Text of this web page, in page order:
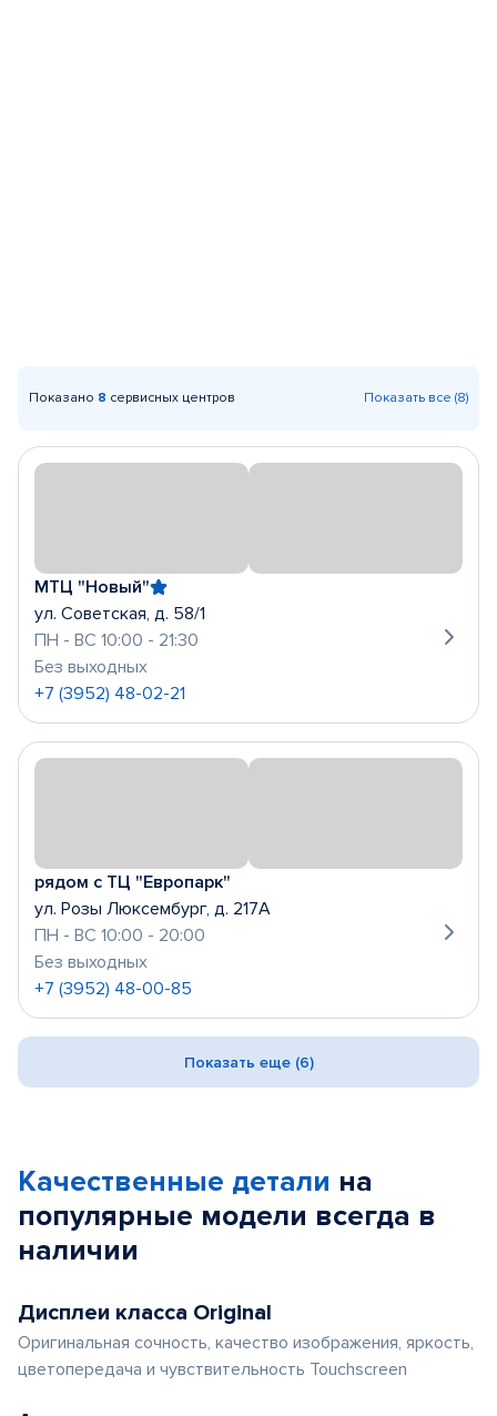
Показано 8 сервисных центров Показать все (8)
МТЦ "Новый"
ул. Советская, д. 58/1
ПН - ВС 10:00 - 21:30
Без выходных
+7 (3952) 48-02-21
рядом с ТЦ "Европарк"
ул. Розы Люксембург, д. 217А
ПН - ВС 10:00 - 20:00
Без выходных
+7 (3952) 48-00-85
Показать еще (6)
Качественные детали на
популярные модели всегда в
наличии
Дисплеи класса Original
Оригинальная сочность, качество изображения, яркость,
цветопередача и чувствительность Touchscreen